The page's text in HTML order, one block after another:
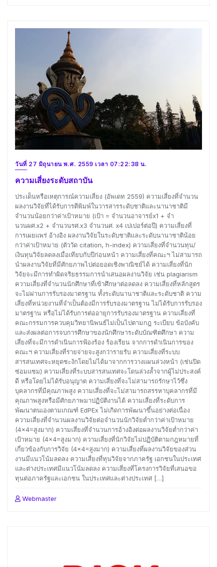
วันที่ 27 มิถุนายน พ.ศ. 2559 เวลา 07:22:38 น.
ความเสี่ยงระดับสถาบัน
ประเด็นหรือเหตุการณ์ความเสี่ยง (อัพเดท 2559) ความเสี่ยงที่จำนวน
ผลงานวิจัยที่ได้รับการตีพิมพ์ในวารสารระดับชาติและนานาชาติมี
จำนวนน้อยกว่าค่าเป้าหมาย (เป้า = จำนวนอาจารย์x1 + จำ
นวนผศ.x2 + จำนวนรศ.x3 จำนวนศ. x4 เปเปอร์ต่อปี) ความเสี่ยงที่
การเผยแพร่ อ้างอิง ผลงานวิจัยในระดับชาติและระดับนานาชาติน้อย
กว่าค่าเป้าหมาย (ตัววัด citation, h-index) ความเสี่ยงที่จำนวนทุน/
เงินทุนวิจัยลดลงเมื่อเทียบกับปีก่อนหน้า ความเสี่ยงที่คณะฯ ไม่สามารถ
นำผลงานวิจัยที่มีศักยภาพไปต่อยอดเชิงพาณิชย์ได้ ความเสี่ยงที่นัก
วิจัยจะมีการทำผิดจริยธรรมการนำเสนอผลงานวิจัย เช่น plagiarism
ความเสี่ยงที่จำนวนนักศึกษาที่เข้าศึกษาต่อลดลง ความเสี่ยงที่หลักสูตร
จะไม่ผ่านการรับรองมาตรฐาน ทั้งระดับนานาชาติและระดับชาติ ความ
เสี่ยงที่หน่วยงานที่จำเป็นต้องมีการรับรองมาตรฐาน ไม่ได้รับการรับรอง
มาตรฐาน หรือไม่ได้รับการต่ออายุการรับรองมาตรฐาน ความเสี่ยงที่
คณะกรรมการควบคุมวิทยานิพนธ์ไม่เป็นไปตามกฎ ระเบียบ ข้อบังคับ
และส่งผลต่อการจบการศึกษาของนักศึกษาระดับบัณฑิตศึกษา ความ
เสี่ยงที่จะมีการดำเนินการฟ้องร้อง ร้องเรียน จากการดำเนินการของ
คณะฯ ความเสี่ยงที่รายจ่ายจะสูงกว่ารายรับ ความเสี่ยงที่ระบบ
สารสนเทศจะหยุดชะงักโดยไม่ได้มาจากการวางแผนล่วงหน้า (เช่นปิด
ซ่อมแซม) ความเสี่ยงที่ระบบสารสนเทศจะโดนล่วงล้ำจากผู้ไม่ประสงค์
ดี หรือโดยไม่ได้รับอนุญาต ความเสี่ยงที่จะไม่สามารถรักษาไว้ซึ่ง
บุคลากรที่มีคุณภาพสูง ความเสี่ยงที่จะไม่สามารถสรรหาบุคลากรที่มี
คุณภาพสูงหรือมีศักยภาพมาปฏิบัติงานได้ ความเสี่ยงที่ระดับการ
พัฒนาตนเองตามเกณฑ์ EdPEx ไม่เกิดการพัฒนาขึ้นอย่างต่อเนื่อง
ความเสี่ยงที่จำนวนผลงานวิจัยต่อจำนวนนักวิจัยต่ำกว่าค่าเป้าหมาย
(4×4=สูงมาก) ความเสี่ยงที่จำนวนการอ้างอิงต่อผลงานวิจัยต่ำกว่าค่า
เป้าหมาย (4×4=สูงมาก) ความเสี่ยงที่นักวิจัยไม่ปฏิบัติตามกฎหมายที่
เกี่ยวข้องกับการวิจัย (4×4=สูงมาก) ความเสี่ยงที่ผลงานวิจัยของส่วน
งานมีแนวโน้มลดลง ความเสี่ยงที่ทุนวิจัยจากภาครัฐ เอกชนในประเทศ
และต่างประเทศมีแนวโน้มลดลง ความเสี่ยงที่โครงการวิจัยที่เสนอขอ
ทุนต่อภาครัฐและเอกชน ในประเทศและต่างประเทศ […]
Webmaster